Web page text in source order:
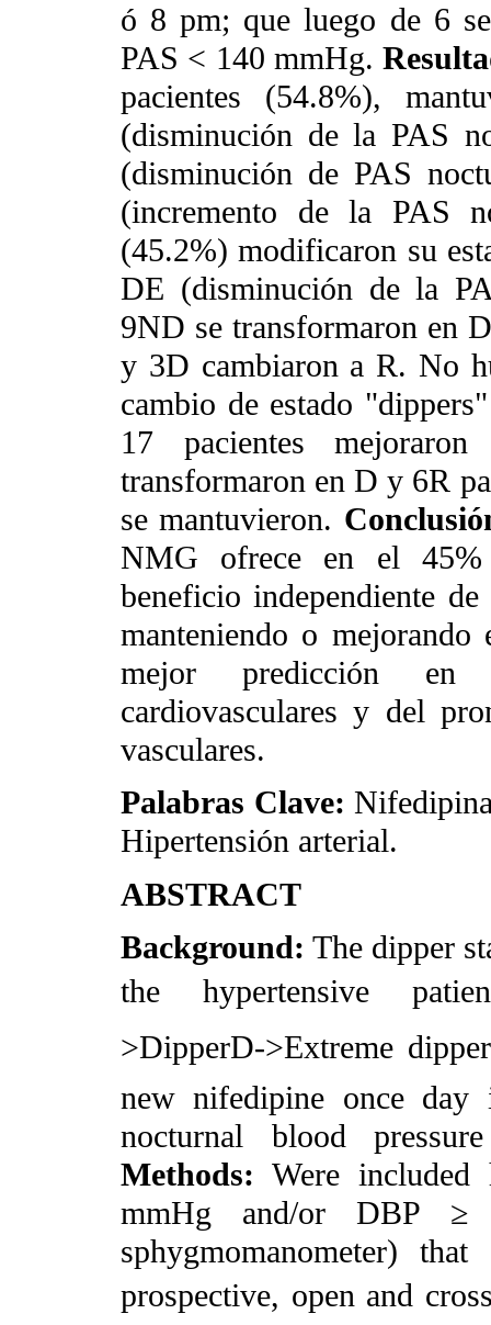
ó 8 pm; que luego de 6
PAS < 140 mmHg.
pacientes (54.8%),
(disminución de la PAS
(disminución de PAS
(incremento de la PAS
(45.2%) modificaron su
DE (disminución de la
9ND se transformaron en
y 3D cambiaron a R. No
cambio de estado
17 pacientes
transformaron en D y 6R
se mantuvieron.
NMG ofrece en el 45%
beneficio independiente
manteniendo o
mejor predicción en
cardiovasculares y del
vasculares.
Palabras Clave:
Hipertensión arterial.
ABSTRACT
Background: The dipper
the hypertensive
>DipperD->Extreme
new nifedipine once
nocturnal blood
Methods: Were included
mmHg and/or DBP ≥
sphygmomanometer)
prospective, open and